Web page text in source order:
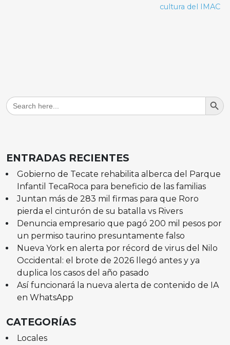
cultura del IMAC
Search
for:
Search
ENTRADAS RECIENTES
Gobierno de Tecate rehabilita alberca del Parque
Infantil TecaRoca para beneficio de las familias
Juntan más de 283 mil firmas para que Roro
pierda el cinturón de su batalla vs Rivers
Denuncia empresario que pagó 200 mil pesos por
un permiso taurino presuntamente falso
Nueva York en alerta por récord de virus del Nilo
Occidental: el brote de 2026 llegó antes y ya
duplica los casos del año pasado
Así funcionará la nueva alerta de contenido de IA
en WhatsApp
CATEGORÍAS
Locales